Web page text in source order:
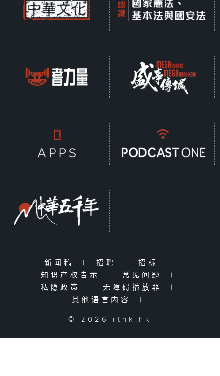
新闻稿 | 招聘 | 招标
|
知识产权告示
| 常见问题
|
私隐政策
| 无障碍播放器
|
其他语言内容
|
© 2026 rthk.hk